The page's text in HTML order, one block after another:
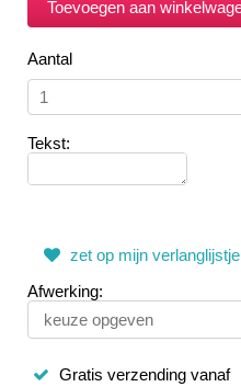
Aantal
Tekst:
zet op mijn verlanglijstje
Afwerking:
Gratis verzending vanaf